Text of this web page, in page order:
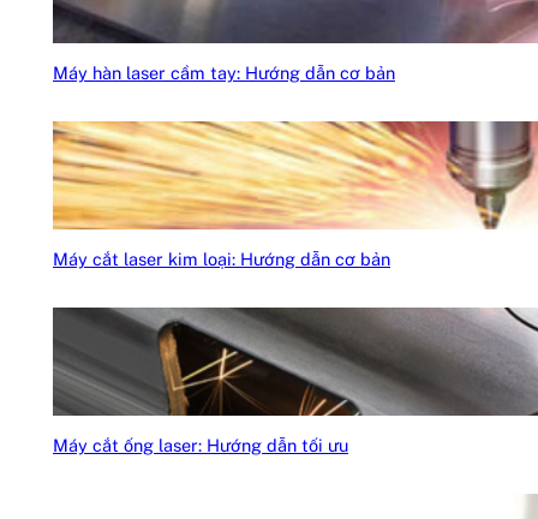
Máy hàn laser cầm tay: Hướng dẫn cơ bản
Máy cắt laser kim loại: Hướng dẫn cơ bản
Máy cắt ống laser: Hướng dẫn tối ưu